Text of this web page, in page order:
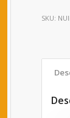
SKU: